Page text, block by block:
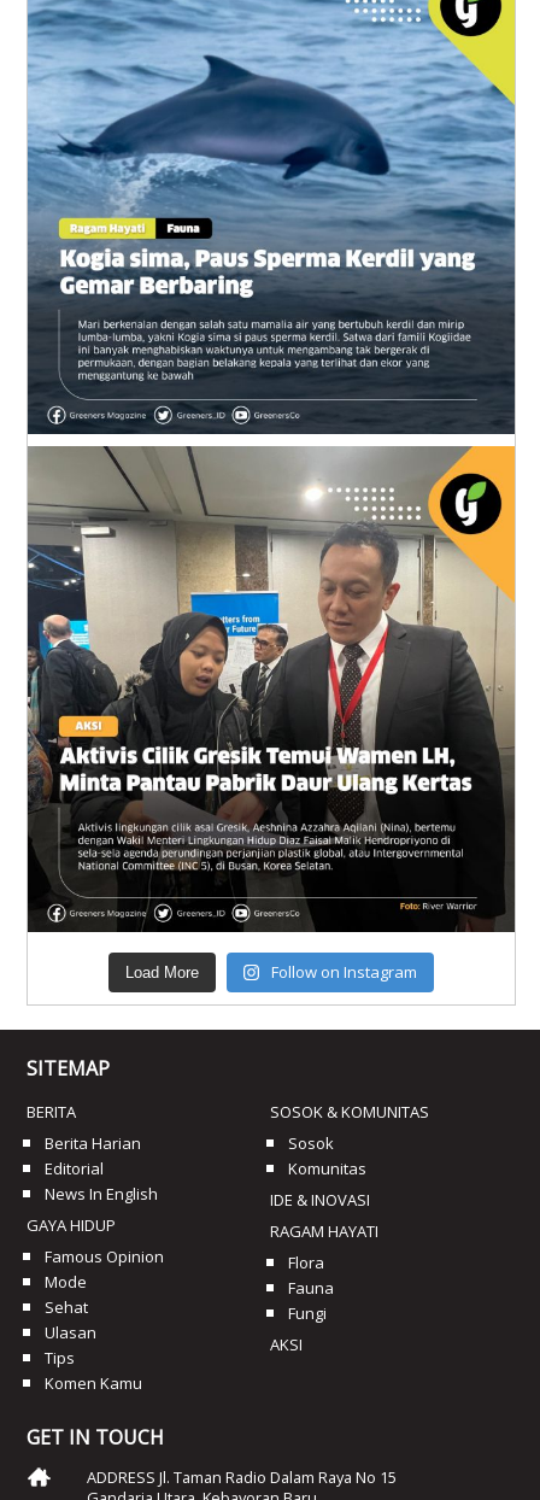
Load More Follow on Instagram
SITEMAP
BERITA
Berita Harian
Editorial
News In English
GAYA HIDUP
Famous Opinion
Mode
Sehat
Ulasan
Tips
Komen Kamu
SOSOK & KOMUNITAS
Sosok
Komunitas
IDE & INOVASI
RAGAM HAYATI
Flora
Fauna
Fungi
AKSI
GET IN TOUCH
ADDRESS Jl. Taman Radio Dalam Raya No 15